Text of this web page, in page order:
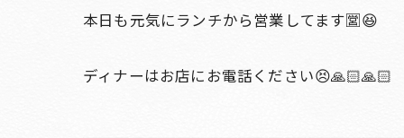
本日も元気にランチから営業してます🈺😆
ディナーはお店にお電話ください😣🙏🏻🙏🏻